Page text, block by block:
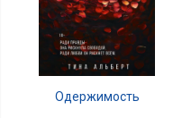
Одержимость